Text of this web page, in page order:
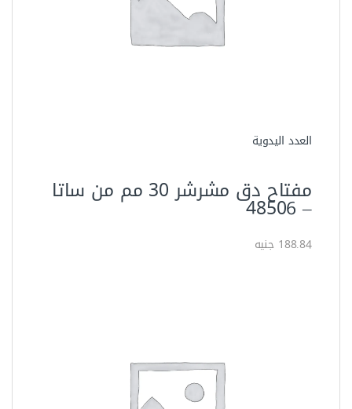
العدد اليدوية
مفتاح دق مشرشر 30 مم من ساتا
– 48506‏
188.84 جنيه